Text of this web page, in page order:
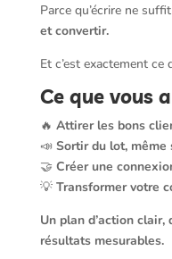
Parce qu’écrire ne
et convertir.
Et c’est exactement
Ce que vous
🔥 Attirer les bons
📣 Sortir du lot, même
🤝 Créer une
💡 Transformer votre
Un plan d’action
résultats mesurables.